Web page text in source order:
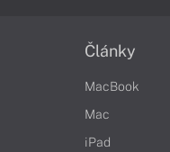
Články
MacBook
Mac
iPad